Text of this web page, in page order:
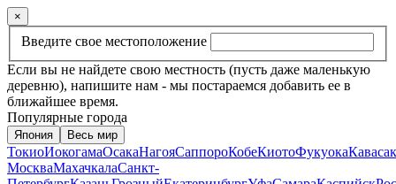
×
Введите свое местоположение
Если вы не найдете свою местность (пусть даже маленькую
деревню), напишите нам - мы постараемся добавить ее в
ближайшее время.
Популярные города
Япония Весь мир
ТокиоИокогамаОсакаНагояСаппороКобеКиотоФукуока
МоскваМахачкалаСанкт-